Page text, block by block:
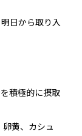
日から取り入
積極的に摂取
黄、カシュ